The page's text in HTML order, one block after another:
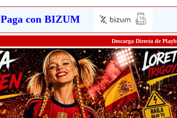
Paga con BIZUM
Descarga Directa de